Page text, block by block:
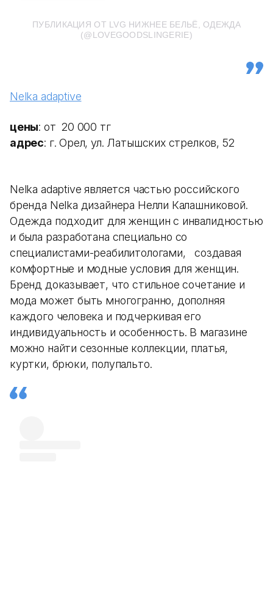
ПУБЛИКАЦИЯ ОТ LVG НИЖНЕЕ БЕЛЬЁ, ОДЕЖДА
(@LOVEGOODSLINGERIE)
Nelka adaptive
цены: от 20 000 тг
адрес: г. Орел, ул. Латышских стрелков, 52
Nelka adaptive является частью российского
бренда Nelka дизайнера Нелли Калашниковой.
Одежда подходит для женщин с инвалидностью
и была разработана специально со
специалистами-реабилитологами, создавая
комфортные и модные условия для женщин.
Бренд доказывает, что стильное сочетание и
мода может быть многогранно, дополняя
каждого человека и подчеркивая его
индивидуальность и особенность. В магазине
можно найти сезонные коллекции, платья,
куртки, брюки, полупальто.